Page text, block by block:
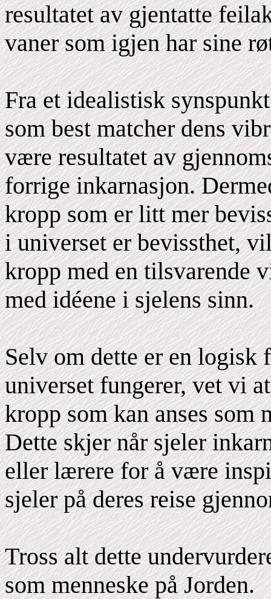
resultatet av gjentatte
vaner som igjen har sine
Fra et idealistisk
som best matcher dens
være resultatet av
forrige inkarnasjon.
kropp som er litt mer
i universet er bevissthet,
kropp med en tilsvarende
med idéene i sjelens sinn.
Selv om dette er en logisk
universet fungerer, vet vi
kropp som kan anses
Dette skjer når sjeler
eller lærere for å være
sjeler på deres reise
Tross alt dette
som menneske på Jorden.